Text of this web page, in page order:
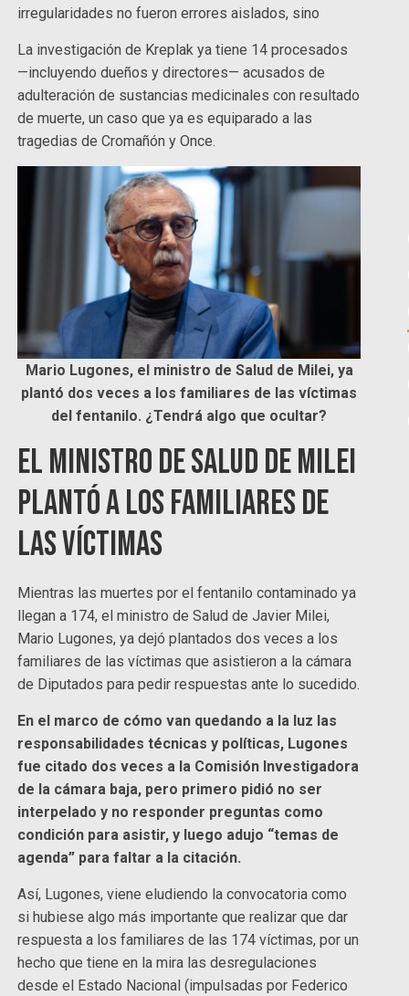
irregularidades no fueron errores aislados, sino
La investigación de Kreplak ya tiene 14 procesados
—incluyendo dueños y directores— acusados de
adulteración de sustancias medicinales con resultado
de muerte, un caso que ya es equiparado a las
tragedias de Cromañón y Once.
Mario Lugones, el ministro de Salud de Milei, ya
plantó dos veces a los familiares de las víctimas
del fentanilo. ¿Tendrá algo que ocultar?
El ministro de Salud de Milei
plantó a los familiares de
las víctimas
Mientras las muertes por el fentanilo contaminado ya
llegan a 174, el ministro de Salud de Javier Milei,
Mario Lugones, ya dejó plantados dos veces a los
familiares de las víctimas que asistieron a la cámara
de Diputados para pedir respuestas ante lo sucedido.
En el marco de cómo van quedando a la luz las
responsabilidades técnicas y políticas, Lugones
fue citado dos veces a la Comisión Investigadora
de la cámara baja, pero primero pidió no ser
interpelado y no responder preguntas como
condición para asistir, y luego adujo “temas de
agenda” para faltar a la citación.
Así, Lugones, viene eludiendo la convocatoria como
si hubiese algo más importante que realizar que dar
respuesta a los familiares de las 174 víctimas, por un
hecho que tiene en la mira las desregulaciones
desde el Estado Nacional (impulsadas por Federico